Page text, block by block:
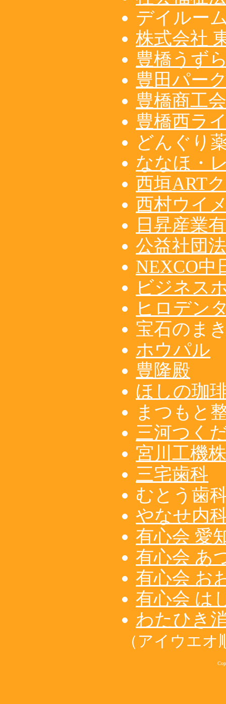
デイルー
株式会社
豊橋うず
豊田パー
豊橋商工
豊橋西ラ
どんぐり
ななほ・
西垣ART
西村ウイ
日昇産業
公益社団
NEXCO中
ビジネス
ヒロデン
宝石のま
ホウパル
豊隆殿
ほしの珈
まつもと
三河つく
宮川工機
三宅歯科
むとう歯
やなせ内
有心会 愛
有心会 あ
有心会 お
有心会 は
わたひき
（アイウエオ